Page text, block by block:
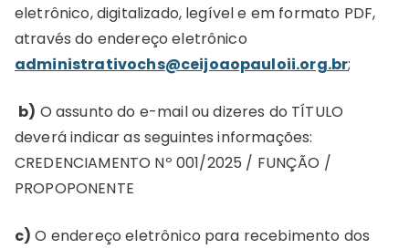
eletrônico, digitalizado, legível e em formato PDF,
através do endereço eletrônico
administrativochs@ceijoaopauloii.org.br;
b) O assunto do e-mail ou dizeres do TÍTULO
deverá indicar as seguintes informações:
CREDENCIAMENTO Nº 001/2025 / FUNÇÃO /
PROPOPONENTE
c) O endereço eletrônico para recebimento dos